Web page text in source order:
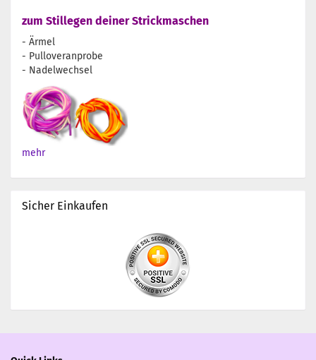
zum Stillegen deiner Strickmaschen
- Ärmel
- Pulloveranprobe
- Nadelwechsel
mehr
Sicher Einkaufen